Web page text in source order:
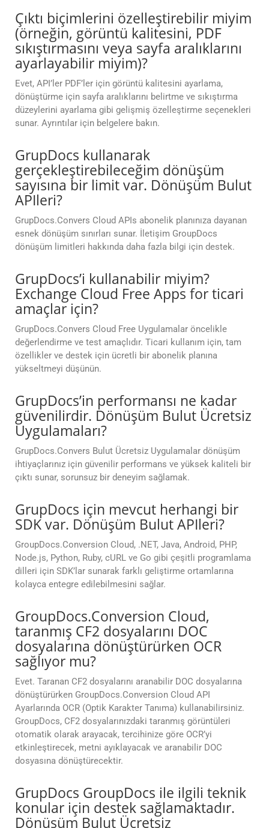
Çıktı biçimlerini özelleştirebilir miyim
(örneğin, görüntü kalitesini, PDF
sıkıştırmasını veya sayfa aralıklarını
ayarlayabilir miyim)?
Evet, API’ler PDF’ler için görüntü kalitesini ayarlama,
dönüştürme için sayfa aralıklarını belirtme ve sıkıştırma
düzeylerini ayarlama gibi gelişmiş özelleştirme seçenekleri
sunar. Ayrıntılar için belgelere bakın.
GrupDocs kullanarak
gerçekleştirebileceğim dönüşüm
sayısına bir limit var. Dönüşüm Bulut
APIleri?
GrupDocs.Convers Cloud APIs abonelik planınıza dayanan
esnek dönüşüm sınırları sunar. İletişim GroupDocs
dönüşüm limitleri hakkında daha fazla bilgi için destek.
GrupDocs’i kullanabilir miyim?
Exchange Cloud Free Apps for ticari
amaçlar için?
GrupDocs.Convers Cloud Free Uygulamalar öncelikle
değerlendirme ve test amaçlıdır. Ticari kullanım için, tam
özellikler ve destek için ücretli bir abonelik planına
yükseltmeyi düşünün.
GrupDocs’in performansı ne kadar
güvenilirdir. Dönüşüm Bulut Ücretsiz
Uygulamaları?
GrupDocs.Convers Bulut Ücretsiz Uygulamalar dönüşüm
ihtiyaçlarınız için güvenilir performans ve yüksek kaliteli bir
çıktı sunar, sorunsuz bir deneyim sağlamak.
GrupDocs için mevcut herhangi bir
SDK var. Dönüşüm Bulut APIleri?
GroupDocs.Conversion Cloud, .NET, Java, Android, PHP,
Node.js, Python, Ruby, cURL ve Go gibi çeşitli programlama
dilleri için SDK’lar sunarak farklı geliştirme ortamlarına
kolayca entegre edilebilmesini sağlar.
GroupDocs.Conversion Cloud,
taranmış CF2 dosyalarını DOC
dosyalarına dönüştürürken OCR
sağlıyor mu?
Evet. Taranan CF2 dosyalarını aranabilir DOC dosyalarına
dönüştürürken GroupDocs.Conversion Cloud API
Ayarlarında OCR (Optik Karakter Tanıma) kullanabilirsiniz.
GroupDocs, CF2 dosyalarınızdaki taranmış görüntüleri
otomatik olarak arayacak, tercihinize göre OCR’yi
etkinleştirecek, metni ayıklayacak ve aranabilir DOC
dosyasına dönüştürecektir.
GrupDocs GroupDocs ile ilgili teknik
konular için destek sağlamaktadır.
Dönüşüm Bulut Ücretsiz